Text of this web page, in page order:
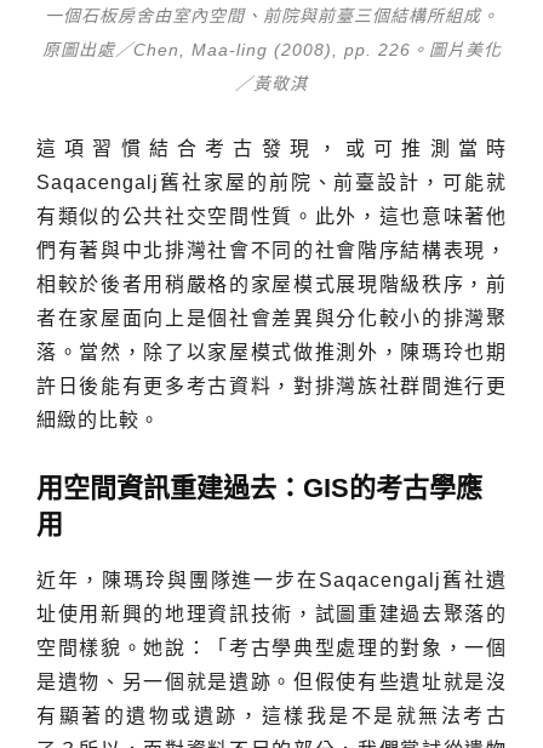
一個石板房舍由室內空間、前院與前臺三個結構所組成。
原圖出處／Chen, Maa-ling (2008), pp. 226。圖片美化
／黃敬淇
這項習慣結合考古發現，或可推測當時
Saqacengalj舊社家屋的前院、前臺設計，可能就
有類似的公共社交空間性質。此外，這也意味著他
們有著與中北排灣社會不同的社會階序結構表現，
相較於後者用稍嚴格的家屋模式展現階級秩序，前
者在家屋面向上是個社會差異與分化較小的排灣聚
落。當然，除了以家屋模式做推測外，陳瑪玲也期
許日後能有更多考古資料，對排灣族社群間進行更
細緻的比較。
用空間資訊重建過去：GIS的考古學應
用
近年，陳瑪玲與團隊進一步在Saqacengalj舊社遺
址使用新興的地理資訊技術，試圖重建過去聚落的
空間樣貌。她說：「考古學典型處理的對象，一個
是遺物、另一個就是遺跡。但假使有些遺址就是沒
有顯著的遺物或遺跡，這樣我是不是就無法考古